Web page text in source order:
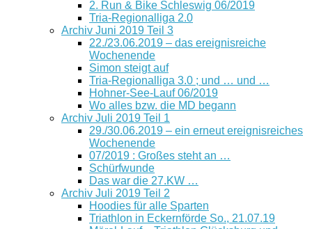
2. Run & Bike Schleswig 06/2019
Tria-Regionalliga 2.0
Archiv Juni 2019 Teil 3
22./23.06.2019 – das ereignisreiche
Wochenende
Simon steigt auf
Tria-Regionalliga 3.0 ; und … und …
Hohner-See-Lauf 06/2019
Wo alles bzw. die MD begann
Archiv Juli 2019 Teil 1
29./30.06.2019 – ein erneut ereignisreiches
Wochenende
07/2019 : Großes steht an …
Schürfwunde
Das war die 27.KW …
Archiv Juli 2019 Teil 2
Hoodies für alle Sparten
Triathlon in Eckernförde So., 21.07.19